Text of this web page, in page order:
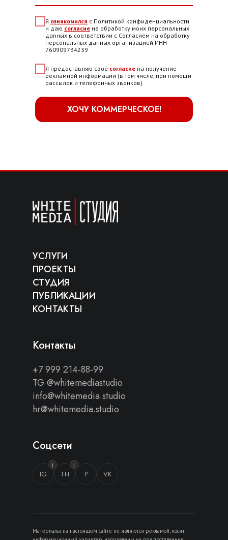
Я ознакомился с Политикой конфиденциальности
и даю согласие на обработку моих персональных
данных в соответствии с Согласием на обработку
персональных данных организацией ИНН
760909734239
Я предоставляю своё согласие на получение
рекламной информации (в том числе, при помощи
рассылок и телефонных звонков)
ХОЧУ КОММЕРЧЕСКОЕ!
УСЛУГИ
ПРОЕКТЫ
СТУДИЯ
ПУБЛИКАЦИИ
КОНТАКТЫ
Контакты
+7 999 214-88-99
TG @whitemediastudio
info@whitemedia.studio
hr@whitemedia.studio
Соцсети
IG
i
TH
i
P VK
Материалы на настоящем сайте не являются рекламой, носят